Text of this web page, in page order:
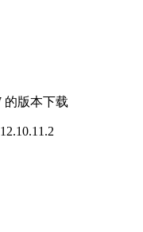
12.10.11.2